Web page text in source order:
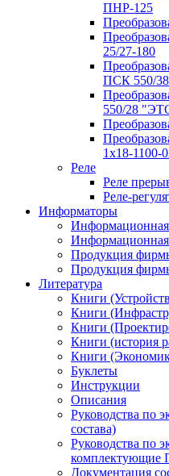
ПНР-125
25/27-180
ПСК 550/
550/28
1х18-1100-
Реле
Реле
Реле-
Информаторы
Продукция
Продукция
Литература
Книги
Книги
Книги
Книги (история
Книги
Буклеты
Инструкции
Описания
Руководства по
состава)
Руководства по
комплектующие
Документация